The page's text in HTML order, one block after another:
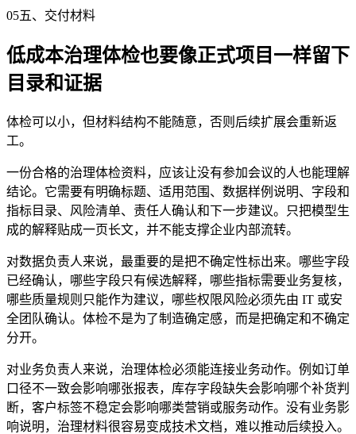
05五、交付材料
低成本治理体检也要像正式项目一样留下
目录和证据
体检可以小，但材料结构不能随意，否则后续扩展会重新返
工。
一份合格的治理体检资料，应该让没有参加会议的人也能理解
结论。它需要有明确标题、适用范围、数据样例说明、字段和
指标目录、风险清单、责任人确认和下一步建议。只把模型生
成的解释贴成一页长文，并不能支撑企业内部流转。
对数据负责人来说，最重要的是把不确定性标出来。哪些字段
已经确认，哪些字段只有候选解释，哪些指标需要业务复核，
哪些质量规则只能作为建议，哪些权限风险必须先由 IT 或安
全团队确认。体检不是为了制造确定感，而是把确定和不确定
分开。
对业务负责人来说，治理体检必须能连接业务动作。例如订单
口径不一致会影响哪张报表，库存字段缺失会影响哪个补货判
断，客户标签不稳定会影响哪类营销或服务动作。没有业务影
响说明，治理材料很容易变成技术文档，难以推动后续投入。